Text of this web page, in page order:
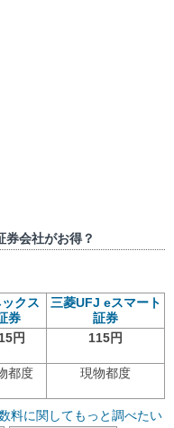
券会社がお得？
クス
券
三菱UFJ eスマート
証券
円 115円
都度 現物都度
料に関してもっと調べたい